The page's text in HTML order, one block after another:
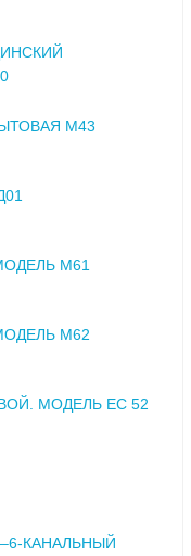
М43
М61
М62
МОДЕЛЬ ЕС 52
КАНАЛЬНЫЙ